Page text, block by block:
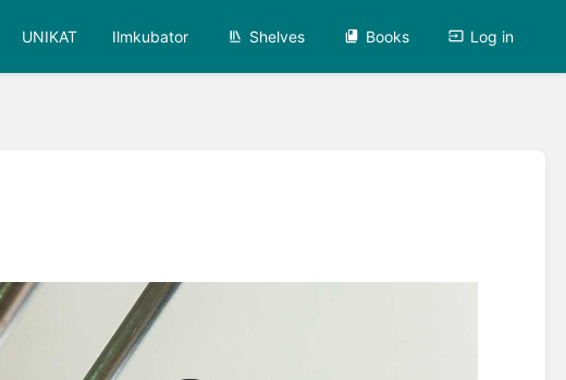
UNIKAT Ilmkubator Shelves Books Log in